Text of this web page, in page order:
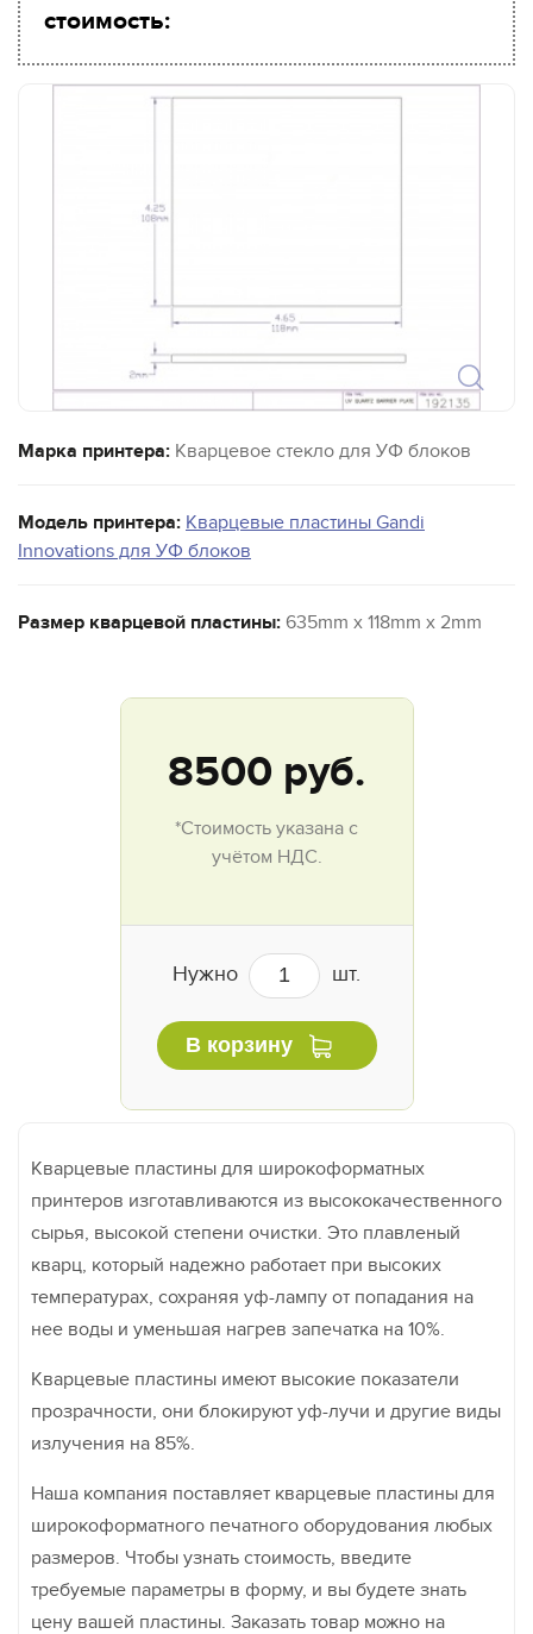
стоимость:
Марка принтера: Кварцевое стекло для УФ блоков
Модель принтера: Кварцевые пластины Gandi
Innovations для УФ блоков
Размер кварцевой пластины: 635mm x 118mm x 2mm
8500 руб.
*Стоимость указана с
учётом НДС.
Нужно шт.
В корзину
Кварцевые пластины для широкоформатных
принтеров изготавливаются из высококачественного
сырья, высокой степени очистки. Это плавленый
кварц, который надежно работает при высоких
температурах, сохраняя уф-лампу от попадания на
нее воды и уменьшая нагрев запечатка на 10%.
Кварцевые пластины имеют высокие показатели
прозрачности, они блокируют уф-лучи и другие виды
излучения на 85%.
Наша компания поставляет кварцевые пластины для
широкоформатного печатного оборудования любых
размеров. Чтобы узнать стоимость, введите
требуемые параметры в форму, и вы будете знать
цену вашей пластины. Заказать товар можно на